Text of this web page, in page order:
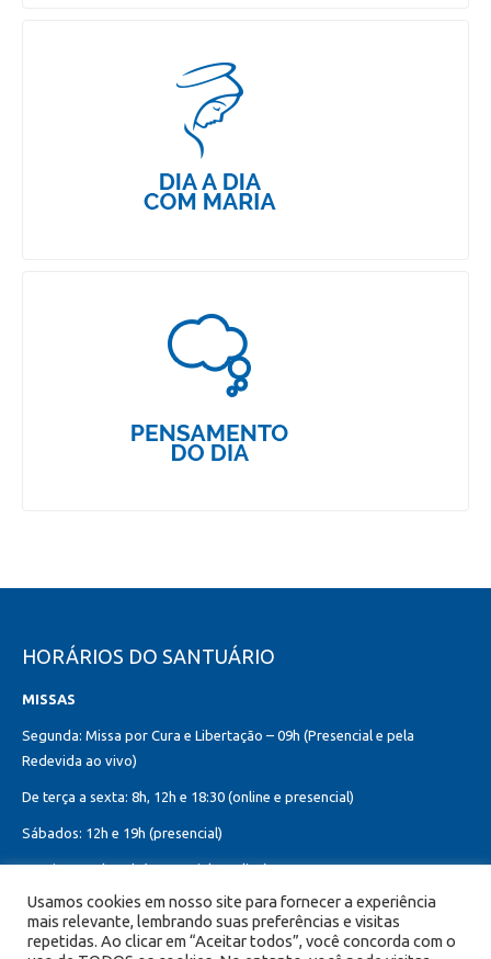
HORÁRIOS DO SANTUÁRIO
MISSAS
Segunda: Missa por Cura e Libertação – 09h (Presencial e pela
Redevida ao vivo)
De terça a sexta: 8h, 12h e 18:30 (online e presencial)
Sábados: 12h e 19h (presencial)
Domingos: 8h, 10h (presencial e online)
12h, 18h30 (presencial)
Missa do Sagrado Coração de Jesus:
Usamos cookies em nosso site para fornecer a experiência
mais relevante, lembrando suas preferências e visitas
repetidas. Ao clicar em “Aceitar todos”, você concorda com o